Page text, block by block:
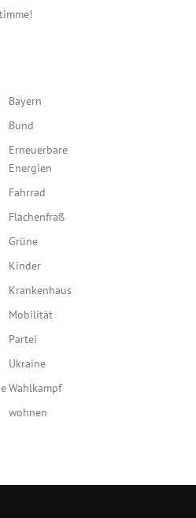
Bayern
Bund
Erneuerbare
Energien
Fahrrad
Flächenfraß
Grüne
Kinder
Krankenhaus
Mobilität
Partei
Ukraine
Wahlkampf
wohnen